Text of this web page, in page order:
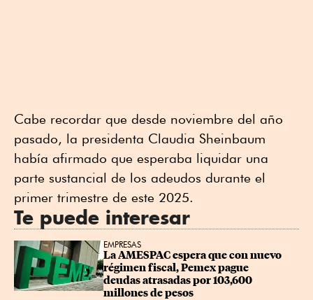
Cabe recordar que desde noviembre del año
pasado, la presidenta Claudia Sheinbaum
había afirmado que esperaba liquidar una
parte sustancial de los adeudos durante el
primer trimestre de este 2025.
Te puede interesar
EMPRESAS
La AMESPAC espera que con nuevo
régimen fiscal, Pemex pague
deudas atrasadas por 103,600
millones de pesos